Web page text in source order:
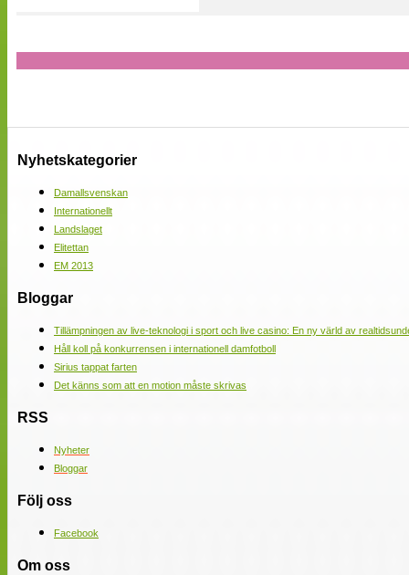
Nyhetskategorier
Damallsvenskan
Internationellt
Landslaget
Elitettan
EM 2013
Bloggar
Tillämpningen av live-teknologi i sport och live casino: En ny värld av
Håll koll på konkurrensen i internationell damfotboll
Sirius tappat farten
Det känns som att en motion måste skrivas
RSS
Nyheter
Bloggar
Följ oss
Facebook
Om oss